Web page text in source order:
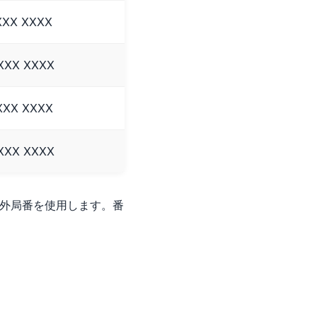
XXXX
XXXX
XXXX
XXXX
局番を使用します。番